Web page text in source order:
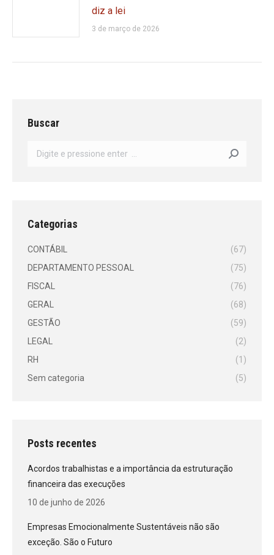
diz a lei
3 de março de 2026
Buscar
Categorias
CONTÁBIL
(67)
DEPARTAMENTO PESSOAL
(75)
FISCAL
(76)
GERAL
(68)
GESTÃO
(59)
LEGAL
(2)
RH
(1)
Sem categoria
(5)
Posts recentes
Acordos trabalhistas e a importância da estruturação
financeira das execuções
10 de junho de 2026
Empresas Emocionalmente Sustentáveis não são
exceção. São o Futuro